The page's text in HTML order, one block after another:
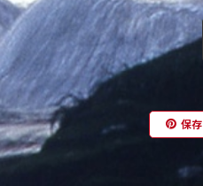
保存